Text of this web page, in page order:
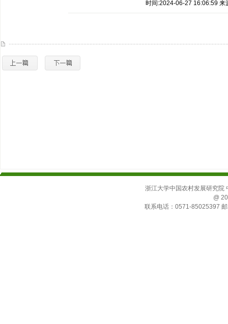
时间:2024-06-27 16:06:59 来
浙江大学中国农村发展研究院
@
联系电话：0571-85025397